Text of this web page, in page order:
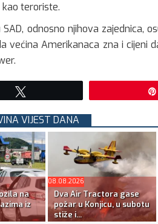
teroriste.
odnosno njihova zajednica,
većina Amerikanaca zna i cijeni
VIJEST DANA
na
iz
08.08.2026
Dva Air Tractora gase
požar u Konjicu, u subotu
stiže i...